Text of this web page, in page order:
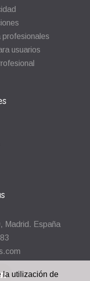
profesionales
usuarios
Madrid. España
la utilización de